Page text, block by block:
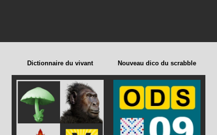
Dictionnaire du vivant Nouveau dico du scrabble